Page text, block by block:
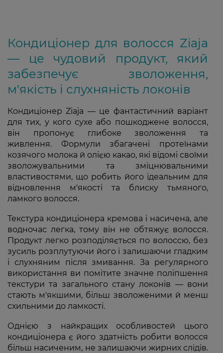
Кондиціонер для волосся Ziaja
— це чудовий продукт, який
забезпечує зволоження,
м'якість і слухняність локонів
Кондиціонер Ziaja — це фантастичний варіант
для тих, у кого сухе або пошкоджене волосся,
він пропонує глибоке зволоження та
живлення. Формули збагачені протеїнами
козячого молока й олією какао, які відомі своїми
зволожувальними та зміцнювальними
властивостями, що робить його ідеальним для
відновлення м'якості та блиску тьмяного,
ламкого волосся.
Текстура кондиціонера кремова і насичена, але
водночас легка, тому він не обтяжує волосся.
Продукт легко розподіляється по волоссю, без
зусиль розплутуючи його і залишаючи гладким
і слухняним після змивання. За регулярного
використання ви помітите значне поліпшення
текстури та загального стану локонів — вони
стають м'якшими, більш зволоженими й менш
схильними до ламкості.
Однією з найкращих особливостей цього
кондиціонера є його здатність робити волосся
більш насиченим, не залишаючи жирних слідів.